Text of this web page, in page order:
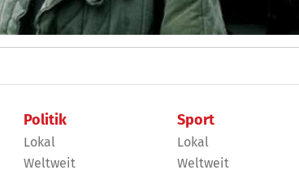
Politik
Lokal
Weltweit
Sport
Lokal
Weltweit